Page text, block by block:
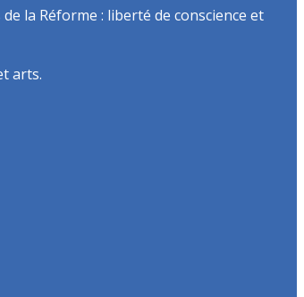
la Réforme : liberté de conscience et
arts.